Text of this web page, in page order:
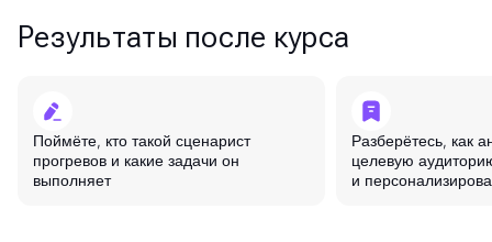
Результаты после курса
Поймёте, кто такой сценарист
прогревов и какие задачи он
выполняет
Разберётесь, как
целевую
и